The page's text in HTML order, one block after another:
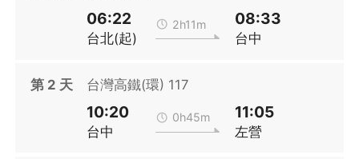
三、四人房：二大床、一大二小床
【墾丁福華飯店】豪華山景客房雙、三、四人房：二大床
人房：二中床。
【遠雄悅來大飯店】精緻山景雙人房：二小床或一大床；精緻山景
三/四人房：二中床。
【花蓮美侖大飯店】豪華客房雙人房：一大床或二小床；豪華家庭
06:22
台北(起)
2h11m 08:33
台中
第 2 天 台灣高鐵(環) 117
10:20
台中
0h45m 11:05
左營